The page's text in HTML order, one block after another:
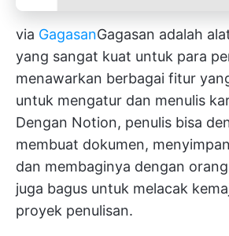
via GagasanGagasan adalah
yang sangat kuat untuk para
menawarkan berbagai fitur
untuk mengatur dan menulis
Dengan Notion, penulis bisa
membuat dokumen,
dan membaginya dengan
juga bagus untuk melacak
proyek penulisan.